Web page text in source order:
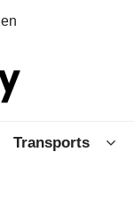
Transports